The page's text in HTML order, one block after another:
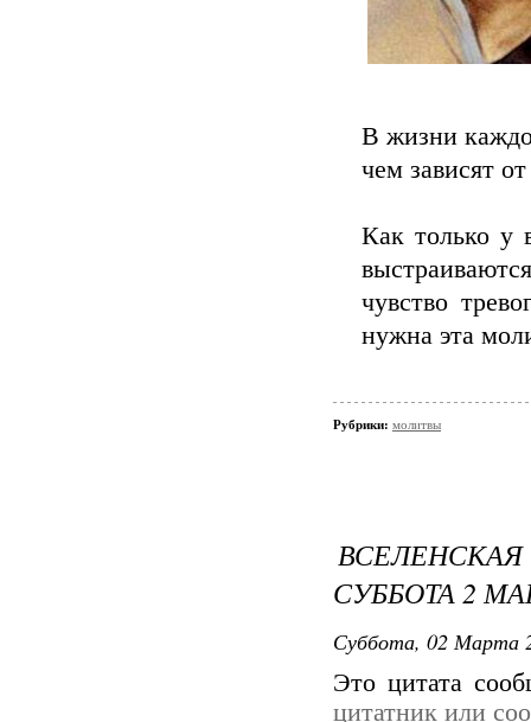
В жизни
чем зависят
Как только у
чувство
нужна эта
Рубрики: молитвы
СУББОТА 2
Суббота, 02 Марта
Это цитата
цитатник или